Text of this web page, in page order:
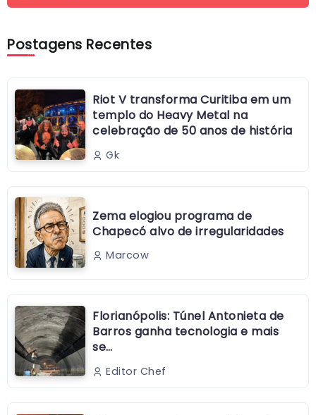
Postagens Recentes
Riot V transforma Curitiba em um
templo do Heavy Metal na
celebração de 50 anos de história
Gk
Zema elogiou programa de
Chapecó alvo de irregularidades
Marcow
Florianópolis: Túnel Antonieta de
Barros ganha tecnologia e mais
se…
Editor Chef